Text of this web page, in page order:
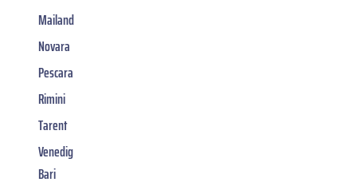
Mailand
Novara
Pescara
Rimini
Tarent
Venedig
Bari